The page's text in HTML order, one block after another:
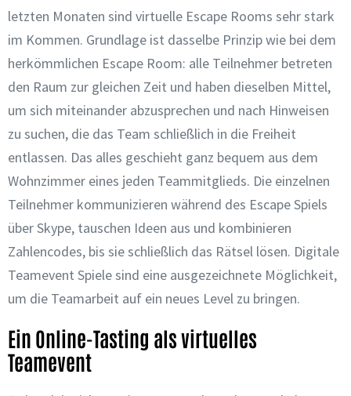
letzten Monaten sind virtuelle Escape Rooms sehr stark
im Kommen. Grundlage ist dasselbe Prinzip wie bei dem
herkömmlichen Escape Room: alle Teilnehmer betreten
den Raum zur gleichen Zeit und haben dieselben Mittel,
um sich miteinander abzusprechen und nach Hinweisen
zu suchen, die das Team schließlich in die Freiheit
entlassen. Das alles geschieht ganz bequem aus dem
Wohnzimmer eines jeden Teammitglieds. Die einzelnen
Teilnehmer kommunizieren während des Escape Spiels
über Skype, tauschen Ideen aus und kombinieren
Zahlencodes, bis sie schließlich das Rätsel lösen. Digitale
Teamevent Spiele sind eine ausgezeichnete Möglichkeit,
um die Teamarbeit auf ein neues Level zu bringen.
Ein Online-Tasting als virtuelles
Teamevent